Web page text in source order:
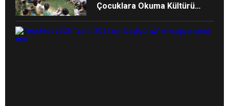
Çocuklara Okuma Kültürü